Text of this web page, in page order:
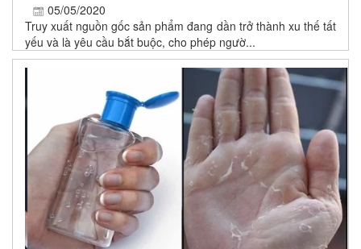
05/05/2020
Truy xuất nguồn gốc sản phẩm đang dần trở thành xu thế tất
yếu và là yêu cầu bắt buộc, cho phép ngườ...